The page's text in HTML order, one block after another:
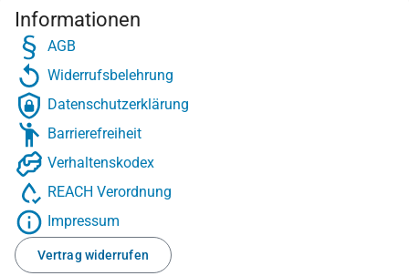
Informationen
AGB
Widerrufsbelehrung
Datenschutzerklärung
Barrierefreiheit
Verhaltenskodex
REACH Verordnung
Impressum
Vertrag widerrufen